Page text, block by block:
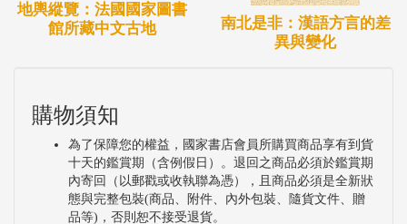
地輿縱覽：法國國家圖書
館所藏中文古地
南北是非：漢語方言的差
異與變化
購物須知
為了保障您的權益，國家書店會員所購買商品享有到貨
十天的鑑賞期（含例假日）。退回之商品必須於鑑賞期
內寄回（以郵戳或收執聯為憑），且商品必須是全新狀
態與完整包裝(商品、附件、內外包裝、隨貨文件、贈
品等)，否則恕不接受退貨。